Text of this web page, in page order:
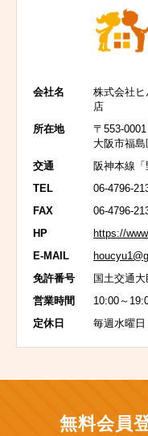
会社名
株式会社
店
所在地
〒553-0001
大阪市福
交通
阪神本線
TEL
06-4796-
FAX
06-4796-
HP
https://
E-MAIL
免許番号
国土交通
営業時間
10:00～
定休日
毎週水曜日
無料会員